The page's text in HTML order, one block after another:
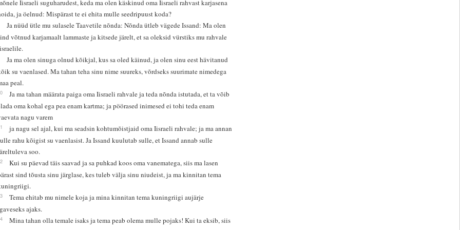
Iisraeli suguharudest, keda ma olen käskinud oma Iisraeli rahvast karjasena
ja öelnud: Mispärast te ei ehita mulle seedripuust koda?
Ja nüüd ütle mu sulasele Taavetile nõnda: Nõnda ütleb vägede Issand: Ma olen
võtnud karjamaalt lammaste ja kitsede järelt, et sa oleksid vürstiks mu rahvale
Ja ma olen sinuga olnud kõikjal, kus sa oled käinud, ja olen sinu eest hävitanud
su vaenlased. Ma tahan teha sinu nime suureks, võrdseks suurimate nimedega
peal.
Ja ma tahan määrata paiga oma Iisraeli rahvale ja teda nõnda istutada, et ta võib
oma kohal ega pea enam kartma; ja pöörased inimesed ei tohi teda enam
nagu varem
ja nagu sel ajal, kui ma seadsin kohtumõistjaid oma Iisraeli rahvale; ja ma annan
rahu kõigist su vaenlasist. Ja Issand kuulutab sulle, et Issand annab sulle
soo.
Kui su päevad täis saavad ja sa puhkad koos oma vanematega, siis ma lasen
sind tõusta sinu järglase, kes tuleb välja sinu niudeist, ja ma kinnitan tema
Tema ehitab mu nimele koja ja mina kinnitan tema kuningriigi aujärje
ajaks.
Mina tahan olla temale isaks ja tema peab olema mulle pojaks! Kui ta eksib, siis